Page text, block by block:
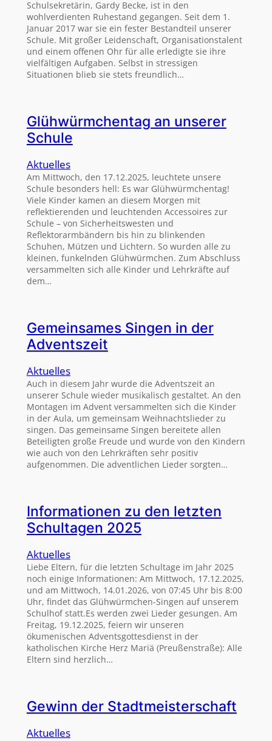
Schulsekretärin, Gardy Becke, ist in den
wohlverdienten Ruhestand gegangen. Seit dem 1.
Januar 2017 war sie ein fester Bestandteil unserer
Schule. Mit großer Leidenschaft, Organisationstalent
und einem offenen Ohr für alle erledigte sie ihre
vielfältigen Aufgaben. Selbst in stressigen
Situationen blieb sie stets freundlich…
Glühwürmchentag an unserer
Schule
Aktuelles
Am Mittwoch, den 17.12.2025, leuchtete unsere
Schule besonders hell: Es war Glühwürmchentag!
Viele Kinder kamen an diesem Morgen mit
reflektierenden und leuchtenden Accessoires zur
Schule – von Sicherheitswesten und
Reflektorarmbändern bis hin zu blinkenden
Schuhen, Mützen und Lichtern. So wurden alle zu
kleinen, funkelnden Glühwürmchen. Zum Abschluss
versammelten sich alle Kinder und Lehrkräfte auf
dem…
Gemeinsames Singen in der
Adventszeit
Aktuelles
Auch in diesem Jahr wurde die Adventszeit an
unserer Schule wieder musikalisch gestaltet. An den
Montagen im Advent versammelten sich die Kinder
in der Aula, um gemeinsam Weihnachtslieder zu
singen. Das gemeinsame Singen bereitete allen
Beteiligten große Freude und wurde von den Kindern
wie auch von den Lehrkräften sehr positiv
aufgenommen. Die adventlichen Lieder sorgten…
Informationen zu den letzten
Schultagen 2025
Aktuelles
Liebe Eltern, für die letzten Schultage im Jahr 2025
noch einige Informationen: Am Mittwoch, 17.12.2025,
und am Mittwoch, 14.01.2026, von 07:45 Uhr bis 8:00
Uhr, findet das Glühwürmchen-Singen auf unserem
Schulhof statt.Es werden zwei Lieder gesungen. Am
Freitag, 19.12.2025, feiern wir unseren
ökumenischen Adventsgottesdienst in der
katholischen Kirche Herz Mariä (Preußenstraße): Alle
Eltern sind herzlich…
Gewinn der Stadtmeisterschaft
Aktuelles